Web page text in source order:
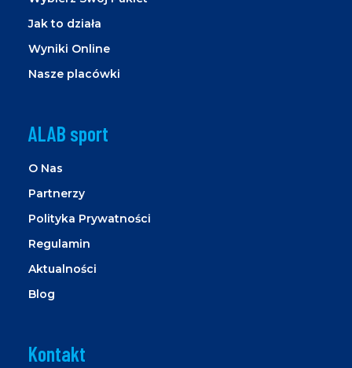
Jak to działa
Wyniki Online
Nasze placówki
ALAB sport
O Nas
Partnerzy
Polityka Prywatności
Regulamin
Aktualności
Blog
Kontakt